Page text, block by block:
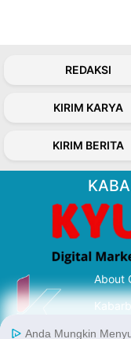
REDAKSI
KIRIM KARYA
KIRIM BERITA
About
serta